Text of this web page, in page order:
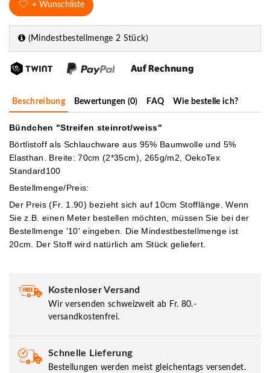
+ Wunschliste
(Mindestbestellmenge 2 Stück)
Beschreibung Bewertungen (0) FAQ Wie bestelle ich?
Bündchen "Streifen steinrot/weiss"
Börtlistoff als Schlauchware aus 95% Baumwolle und 5%
Elasthan. Breite: 70cm (2*35cm), 265g/m2, OekoTex
Standard100
Bestellmenge/Preis:
Der Preis (Fr. 1.90) bezieht sich auf 10cm Stofflänge. Wenn
Sie z.B. einen Meter bestellen möchten, müssen Sie bei der
Bestellmenge '10' eingeben. Die Mindestbestellmenge ist
20cm. Der Stoff wird natürlich am Stück geliefert.
Kostenloser Versand
Wir versenden schweizweit ab Fr. 80.-
versandkostenfrei.
Schnelle Lieferung
Bestellungen werden meist gleichentags versendet.